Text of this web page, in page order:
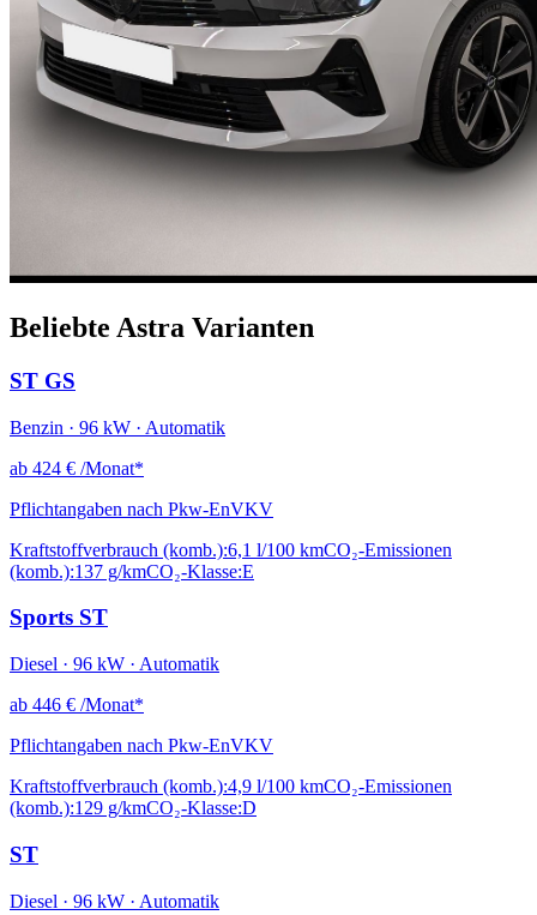
Beliebte Astra Varianten
ST GS
Benzin · 96 kW · Automatik
ab 424 € /Monat*
Pflichtangaben nach Pkw-EnVKV
Kraftstoffverbrauch (komb.):6,1 l/100 kmCO₂-Emissionen
(komb.):137 g/kmCO₂-Klasse:E
Sports ST
Diesel · 96 kW · Automatik
ab 446 € /Monat*
Pflichtangaben nach Pkw-EnVKV
Kraftstoffverbrauch (komb.):4,9 l/100 kmCO₂-Emissionen
(komb.):129 g/kmCO₂-Klasse:D
ST
Diesel · 96 kW · Automatik